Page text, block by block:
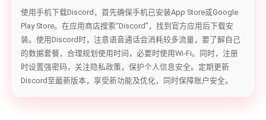
指南
使用手机下载Discord，首先确保手机已安装App Store或Google
Play Store。在应用商店搜索“Discord”，找到官方应用后下载安
装。使用Discord时，注意语音通话会消耗较多流量，要了解自己
的数据套餐，合理规划使用时间，必要时使用Wi-Fi。同时，注册
时设置强密码，关注隐私政策，保护个人信息安全。定期更新
Discord至最新版本，享受新功能及优化，同时保障账户安全。